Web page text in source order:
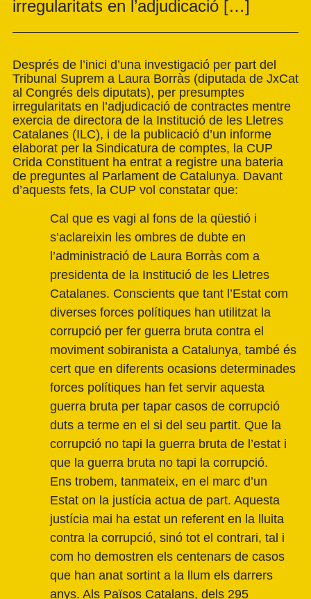
irregularitats en l’adjudicació […]
Després de l’inici d’una investigació per part del
Tribunal Suprem a Laura Borràs (diputada de JxCat
al Congrés dels diputats), per presumptes
irregularitats en l’adjudicació de contractes mentre
exercia de directora de la Institució de les Lletres
Catalanes (ILC), i de la publicació d’un informe
elaborat per la Sindicatura de comptes, la CUP
Crida Constituent ha entrat a registre una bateria
de preguntes al Parlament de Catalunya. Davant
d’aquests fets, la CUP vol constatar que:
Cal que es vagi al fons de la qüestió i
s’aclareixin les ombres de dubte en
l’administració de Laura Borràs com a
presidenta de la Institució de les Lletres
Catalanes. Conscients que tant l’Estat com
diverses forces polítiques han utilitzat la
corrupció per fer guerra bruta contra el
moviment sobiranista a Catalunya, també és
cert que en diferents ocasions determinades
forces polítiques han fet servir aquesta
guerra bruta per tapar casos de corrupció
duts a terme en el si del seu partit. Que la
corrupció no tapi la guerra bruta de l’estat i
que la guerra bruta no tapi la corrupció.
Ens trobem, tanmateix, en el marc d’un
Estat on la justícia actua de part. Aquesta
justícia mai ha estat un referent en la lluita
contra la corrupció, sinó tot el contrari, tal i
com ho demostren els centenars de casos
que han anat sortint a la llum els darrers
anys. Als Països Catalans, dels 295